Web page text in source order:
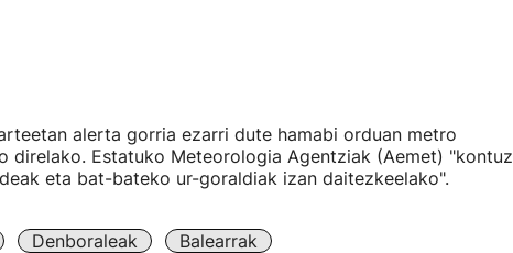
alerta gorria ezarri dute hamabi orduan metro
direlako. Estatuko Meteorologia Agentziak (Aemet) "kontuz
eta bat-bateko ur-goraldiak izan daitezkeelako".
Denboraleak Balearrak